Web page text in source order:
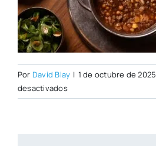
Por David Blay | 1 de octubre de 2025
desactivadosen
Noble